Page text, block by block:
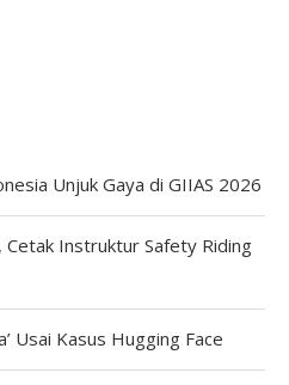
Unjuk Gaya di GIIAS 2026
Cetak Instruktur Safety Riding
Usai Kasus Hugging Face